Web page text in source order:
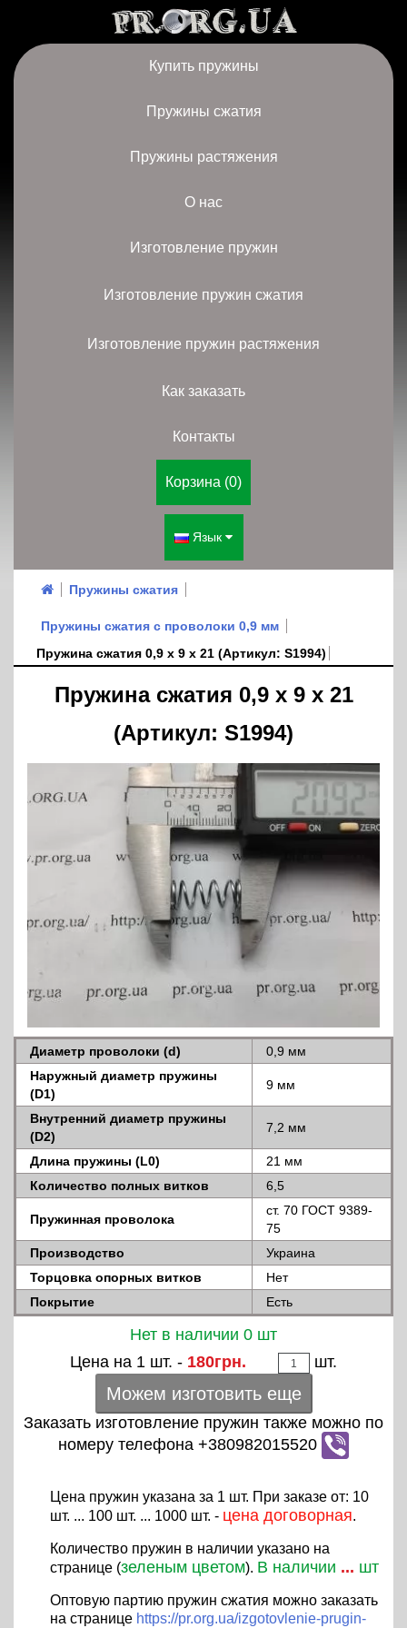
Купить пружины
Пружины сжатия
Пружины растяжения
О нас
Изготовление пружин
Изготовление пружин сжатия
Изготовление пружин растяжения
Как заказать
Контакты
Корзина (0)
Язык
Пружины сжатия
Пружины сжатия с проволоки 0,9 мм
Пружина сжатия 0,9 х 9 х 21 (Артикул: S1994)
Пружина сжатия 0,9 х 9 х 21
(Артикул: S1994)
Диаметр проволоки (d)
0,9 мм
Наружный диаметр пружины
(D1)
9 мм
Внутренний диаметр пружины
(D2)
7,2 мм
Длина пружины (L0)
21 мм
Количество полных витков
6,5
Пружинная проволока
ст. 70 ГОСТ 9389-
75
Производство
Украина
Торцовка опорных витков
Нет
Покрытие
Есть
Нет в наличии 0 шт
Цена на 1 шт. - 180грн. шт.
Можем изготовить еще
Заказать изготовление пружин также можно по
номеру телефона +380982015520
Цена пружин указана за 1 шт. При заказе от: 10
шт. ... 100 шт. ... 1000 шт. - цена договорная.
Количество пружин в наличии указано на
странице (зеленым цветом). В наличии ... шт
Оптовую партию пружин сжатия можно заказать
на странице https://pr.org.ua/izgotovlenie-prugin-